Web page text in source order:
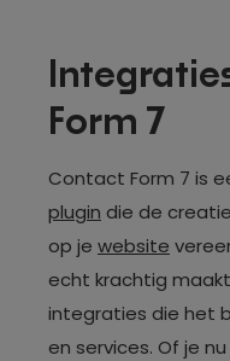
Form 7
Contact Form 7 is
plugin die de
op je website
echt krachtig
integraties die het
en services. Of je